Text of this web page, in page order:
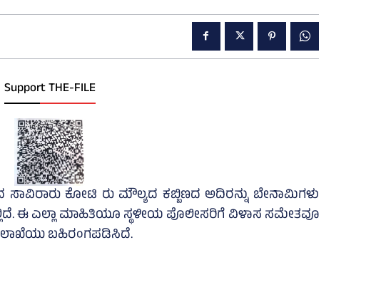
Support THE-FILE
ಕೋಟಿ ರು ಮೌಲ್ಯದ ಕಬ್ಬಿಣದ ಅದಿರನ್ನು ಬೇನಾಮಿಗಳು
ಈ ಎಲ್ಲಾ ಮಾಹಿತಿಯೂ ಸ್ಥಳೀಯ ಪೊಲೀಸರಿಗೆ ವಿಳಾಸ ಸಮೇತವೂ
ಇಲಾಖೆಯು ಬಹಿರಂಗಪಡಿಸಿದೆ.